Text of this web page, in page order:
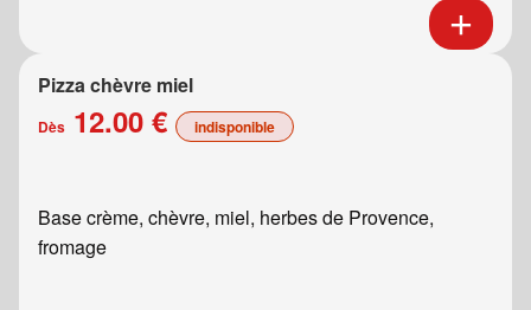
Pizza chèvre miel
Dès 12.00 € indisponible
Base crème, chèvre, miel, herbes de Provence,
fromage